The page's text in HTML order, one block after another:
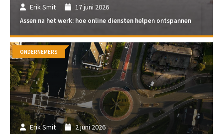
Erik Smit 17 juni 2026
Assen na het werk: hoe online diensten helpen ontspannen
Erik Smit 2 juni 2026
ONDERNEMERS